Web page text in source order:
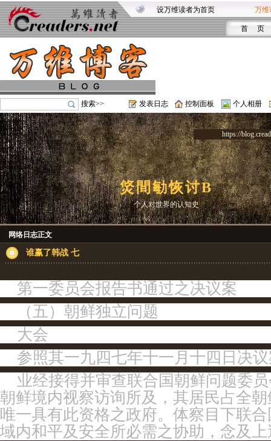
设万维读者为首页 万维
首 页
搜索>> 发表日志 控制面板 个人相册
https://
焂間勄恢讨B
个人对世界的认知史
网络日志正文
谁赢了韩战 七
第一委员会报告书通过之决议案
（五）朝鲜独立问题
大会
参照其一九四七年十一月十四日决
业经接得并审查联合国朝鲜问题委
朝鲜境内视察访询所及，其居民占全
唯一具有此资格之政府。体察目下联
域内和平及安全所必需之协助，念及